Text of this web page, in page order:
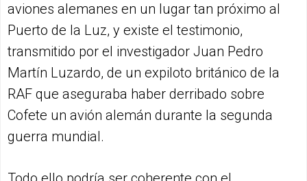
aviones alemanes en un lugar tan próximo al
Puerto de la Luz, y existe el testimonio,
transmitido por el investigador Juan Pedro
Martín Luzardo, de un expiloto británico de la
RAF que aseguraba haber derribado sobre
Cofete un avión alemán durante la segunda
guerra mundial.